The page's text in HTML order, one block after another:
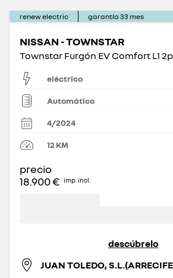
renew electric garantía 33 mes
NISSAN - TOWNSTAR
Townstar Furgón EV Comfort L1
eléctrico
Automático
4/2024
12 KM
precio
18.900 € imp. incl.
descúbrelo
JUAN TOLEDO,